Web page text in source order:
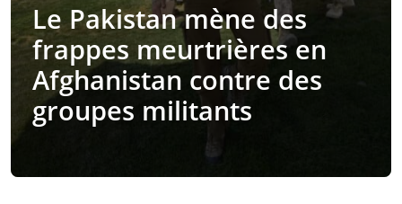
Le Pakistan mène des
frappes meurtrières en
Afghanistan contre des
groupes militants